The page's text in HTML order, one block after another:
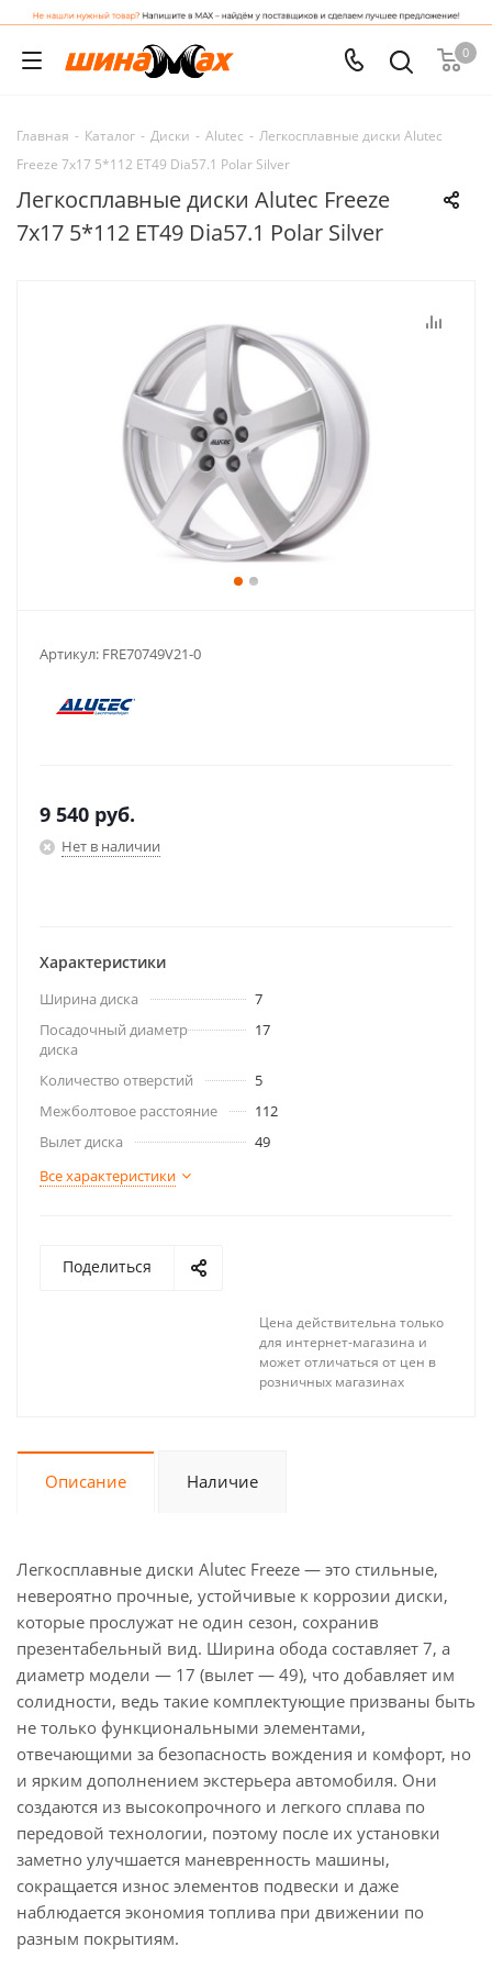
0
Главная - Каталог - Диски - Alutec - Легкосплавные диски Alutec
Freeze 7x17 5*112 ET49 Dia57.1 Polar Silver
Легкосплавные диски Alutec Freeze
7x17 5*112 ET49 Dia57.1 Polar Silver
Артикул: FRE70749V21-0
9 540 руб.
Нет в наличии
Характеристики
Ширина диска
7
Посадочный диаметр
диска
17
Количество отверстий
5
Межболтовое расстояние
112
Вылет диска
49
Все характеристики
Поделиться
Цена действительна только
для интернет-магазина и
может отличаться от цен в
розничных магазинах
Описание Наличие
Легкосплавные диски Alutec Freeze — это стильные,
невероятно прочные, устойчивые к коррозии диски,
которые прослужат не один сезон, сохранив
презентабельный вид. Ширина обода составляет 7, а
диаметр модели — 17 (вылет — 49), что добавляет им
солидности, ведь такие комплектующие призваны быть
не только функциональными элементами,
отвечающими за безопасность вождения и комфорт, но
и ярким дополнением экстерьера автомобиля. Они
создаются из высокопрочного и легкого сплава по
передовой технологии, поэтому после их установки
заметно улучшается маневренность машины,
сокращается износ элементов подвески и даже
наблюдается экономия топлива при движении по
разным покрытиям.